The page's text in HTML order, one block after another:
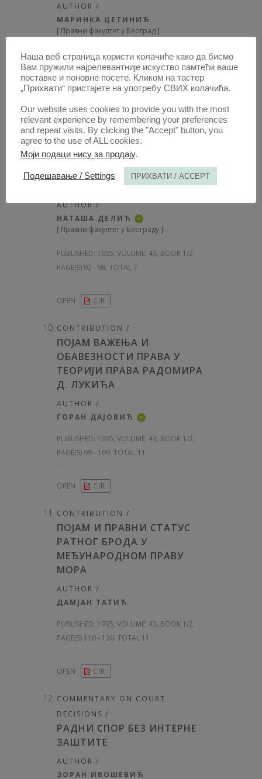
AUTHOR /
МАРИНКА ЦЕТИНИЋ
[ Правни факултет у Београд]
PUBLISHED:1995, VOLUME: 43, BOOK 1/2,
PAGE(S) 80 - 91, TOTAL 12
CONTRIBUTION /
БИТНО СМАЊЕНА
УРАЧУНЉИВОСТ У
КОНТЕКСТУ КРИВИЧНЕ
ОДГОВОРНОСТИ
AUTHOR /
НАТАША ДЕЛИЋ
iD
[ Правни факултет у Београду]
PUBLISHED: 1995, VOLUME: 43, BOOK 1/2,
PAGE(S) 92 - 98, TOTAL 7
OPEN CIR
CONTRIBUTION /
ПОЈАМ ВАЖЕЊА И
ОБАВЕЗНОСТИ ПРАВА У
ТЕОРИЈИ ПРАВА РАДОМИРА
Д. ЛУКИЋА
AUTHOR /
ГОРАН ДАЈОВИЋ
iD
PUBLISHED: 1995, VOLUME: 43, BOOK 1/2,
PAGE(S) 99 - 109, TOTAL 11
OPEN CIR
CONTRIBUTION /
ПОЈАМ И ПРАВНИ СТАТУС
РАТНОГ БРОДА У
МЕЂУНАРОДНОМ ПРАВУ
МОРА
AUTHOR /
ДАМЈАН ТАТИЋ
PUBLISHED: 1995, VOLUME: 43, BOOK 1/2,
PAGE(S) 110 - 120, TOTAL 11
OPEN CIR
COMMENTARY ON COURT
DECISIONS /
РАДНИ СПОР БЕЗ ИНТЕРНЕ
ЗАШТИТЕ
AUTHOR /
ЗОРАН ИВОШЕВИЋ
Наша веб страница користи колачиће како да бисмо
Вам пружили најрелевантније искуство памтећи ваше
поставке и поновне посете. Кликом на тастер
„Прихвати“ пристајете на употребу СВИХ колачића.
Our website uses cookies to provide you with the most
relevant experience by remembering your preferences
and repeat visits. By clicking the "Accept" button, you
agree to the use of ALL cookies.
Моји подаци нису за продају.
Подешавање / Settings ПРИХВАТИ / ACCEPT